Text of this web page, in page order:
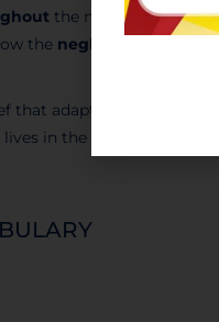
the northern part of
the negligence
that adapting to the
in the long term.